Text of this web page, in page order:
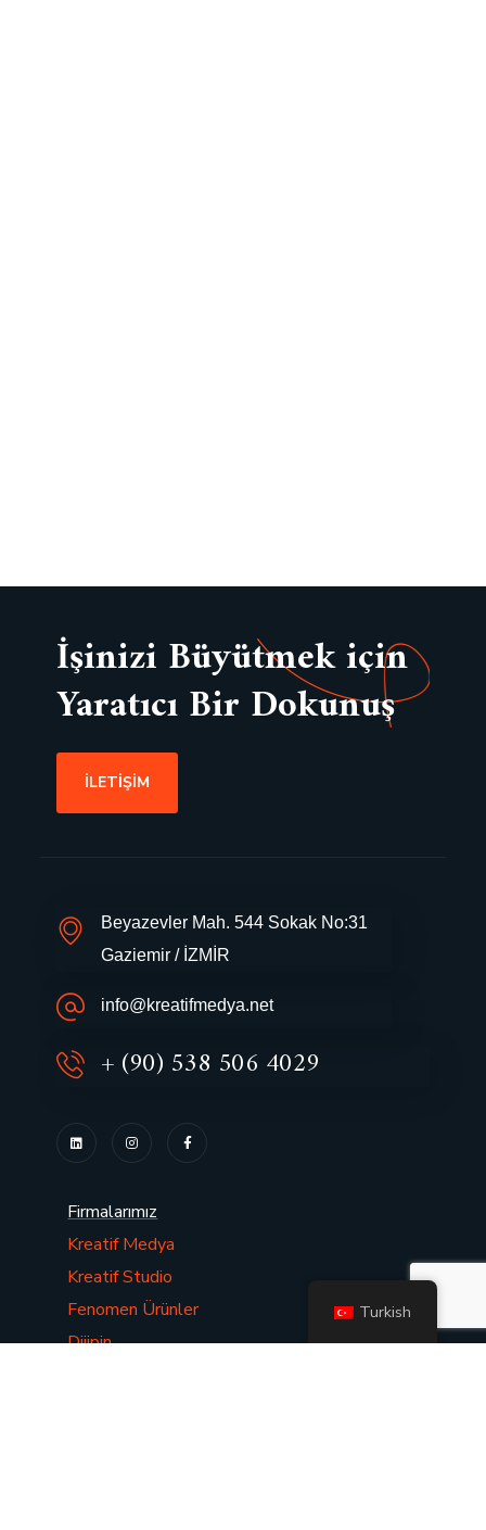
İşinizi Büyütmek için
Yaratıcı Bir Dokunuş
İLETİŞİM
Beyazevler Mah. 544 Sokak No:31
Gaziemir / İZMİR
info@kreatifmedya.net
+ (90) 538 506 4029
Firmalarımız
Kreatif Medya
Kreatif Studio
Fenomen Ürünler
Dijipin
Turkish